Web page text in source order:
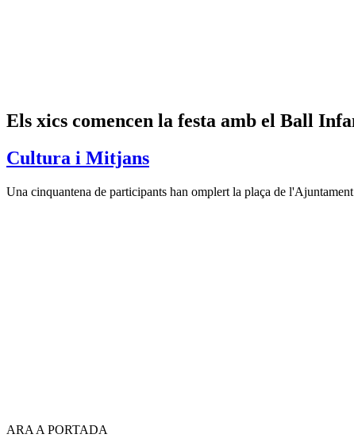
Els xics comencen la festa amb el Ball
Cultura i Mitjans
Una cinquantena de participants han omplert la plaça de
ARA A PORTADA